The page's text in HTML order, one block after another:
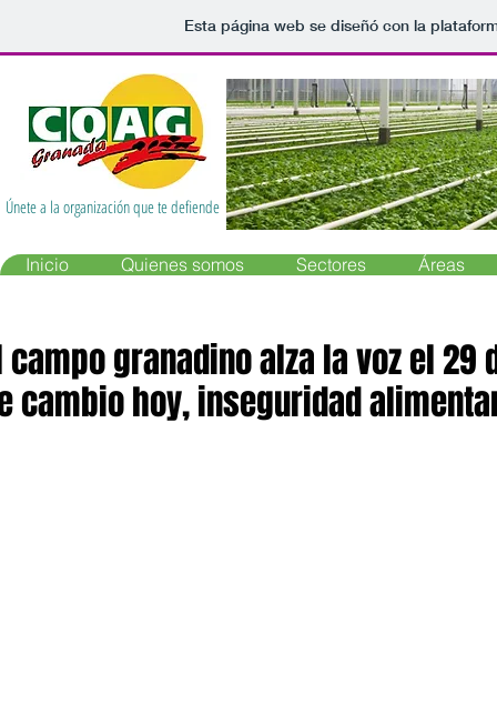
Esta página web se diseñó con la
Únete a la organización que te defiende
Inicio Quienes somos Sectores Áreas
campo granadino alza la voz el 29
cambio hoy, inseguridad